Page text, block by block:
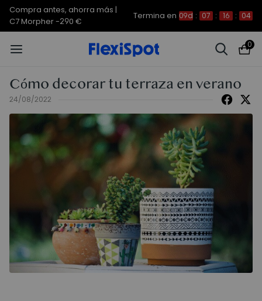
Compra antes, ahorra más |
C7 Morpher -290 €
Termina en 09d : 07 : 16 : 03
0
Cómo decorar tu terraza en verano
24/08/2022